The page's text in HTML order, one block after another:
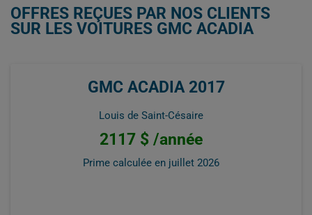
OFFRES REÇUES PAR NOS CLIENTS
SUR LES VOITURES GMC ACADIA
GMC ACADIA 2017
Louis de Saint-Césaire
2117 $ /année
Prime calculée en juillet 2026